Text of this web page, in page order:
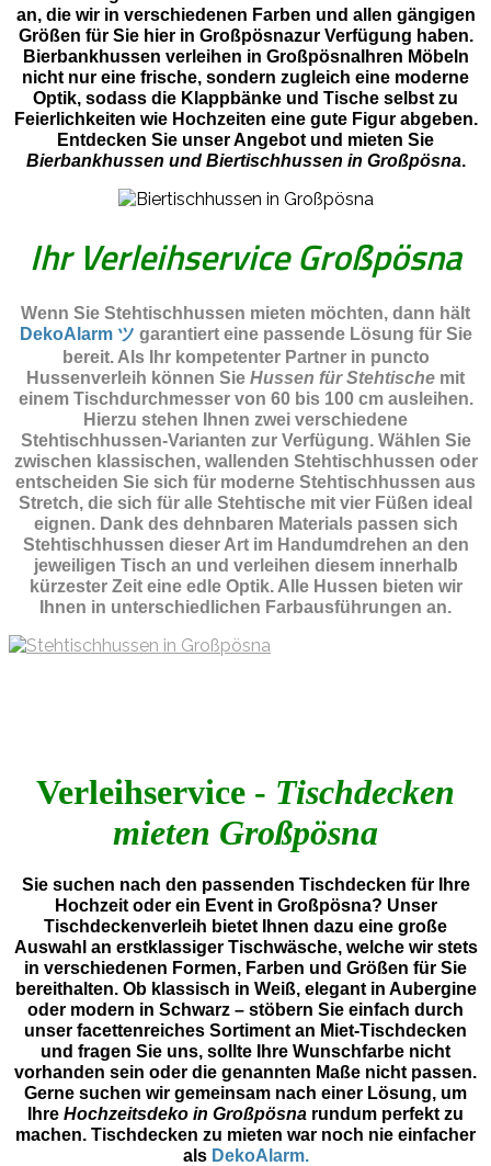
an, die wir in verschiedenen Farben und allen gängigen
Größen für Sie hier in Großpösnazur Verfügung haben.
Bierbankhussen verleihen in GroßpösnaIhren Möbeln
nicht nur eine frische, sondern zugleich eine moderne
Optik, sodass die Klappbänke und Tische selbst zu
Feierlichkeiten wie Hochzeiten eine gute Figur abgeben.
Entdecken Sie unser Angebot und mieten Sie
Bierbankhussen und Biertischhussen in Großpösna.
Ihr Verleihservice Großpösna
Wenn Sie Stehtischhussen mieten möchten, dann hält
DekoAlarm ツ garantiert eine passende Lösung für Sie
bereit. Als Ihr kompetenter Partner in puncto
Hussenverleih können Sie Hussen für Stehtische mit
einem Tischdurchmesser von 60 bis 100 cm ausleihen.
Hierzu stehen Ihnen zwei verschiedene
Stehtischhussen-Varianten zur Verfügung. Wählen Sie
zwischen klassischen, wallenden Stehtischhussen oder
entscheiden Sie sich für moderne Stehtischhussen aus
Stretch, die sich für alle Stehtische mit vier Füßen ideal
eignen. Dank des dehnbaren Materials passen sich
Stehtischhussen dieser Art im Handumdrehen an den
jeweiligen Tisch an und verleihen diesem innerhalb
kürzester Zeit eine edle Optik. Alle Hussen bieten wir
Ihnen in unterschiedlichen Farbausführungen an.
Verleihservice - Tischdecken
mieten Großpösna
Sie suchen nach den passenden Tischdecken für Ihre
Hochzeit oder ein Event in Großpösna? Unser
Tischdeckenverleih bietet Ihnen dazu eine große
Auswahl an erstklassiger Tischwäsche, welche wir stets
in verschiedenen Formen, Farben und Größen für Sie
bereithalten. Ob klassisch in Weiß, elegant in Aubergine
oder modern in Schwarz – stöbern Sie einfach durch
unser facettenreiches Sortiment an Miet-Tischdecken
und fragen Sie uns, sollte Ihre Wunschfarbe nicht
vorhanden sein oder die genannten Maße nicht passen.
Gerne suchen wir gemeinsam nach einer Lösung, um
Ihre Hochzeitsdeko in Großpösna rundum perfekt zu
machen. Tischdecken zu mieten war noch nie einfacher
als DekoAlarm.